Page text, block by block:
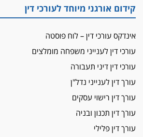
נוספים
ראו הוזהרתם
הפרקליטות מקדמת הפללת עורכי דין
בחוק המאבק בארגוני פשיעה
משרות אמון
יו"ר מחוז ת"א משבץ עובדות שלו
הדין למשמעת
האופנוע חזר הביתה
עו"ד גיל פרידמן והרפתקאות
קידום אורגני מיוחד לעורכי דין
אינדקס עורכי דין – לוח פוסטה
עורכי דין לענייני משפחה מומלצים
עורכי דין דיני תעבורה
עורך דין לענייני נדל"ן
עורך דין רישוי עסקים
עורך דין תכנון ובניה
עורך דין פלילי